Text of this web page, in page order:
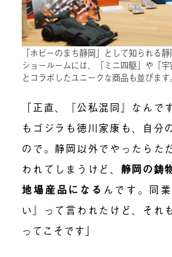
「ホビーのまち静岡」として知られる
ショールームには、「ミニ四駆」や「宇
とコラボしたユニークな商品も並びます。
「正直、『公私混同』なんで
もゴジラも徳川家康も、自分
ので。静岡以外でやったらた
われてしまうけど、 静岡の鋳
地場産品になる んです。同
い』って言われたけど、それ
ってこそです」